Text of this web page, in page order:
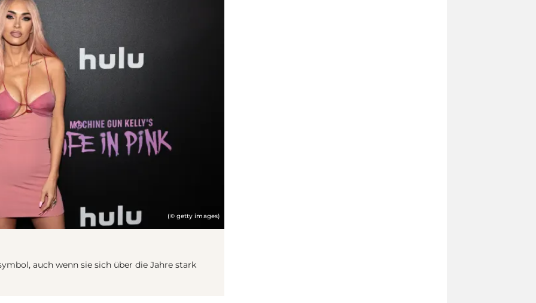
(© getty images)
auch wenn sie sich über die Jahre stark